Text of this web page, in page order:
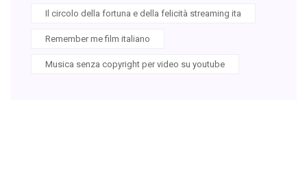
Il circolo della fortuna e della felicità streaming ita
Remember me film italiano
Musica senza copyright per video su youtube